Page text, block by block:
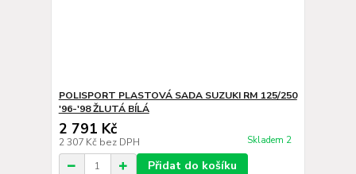
POLISPORT PLASTOVÁ SADA SUZUKI RM 125/250
'96-'98 ŽLUTÁ BÍLÁ
2 791 Kč
2 307 Kč bez DPH Skladem 2
Přidat do košíku